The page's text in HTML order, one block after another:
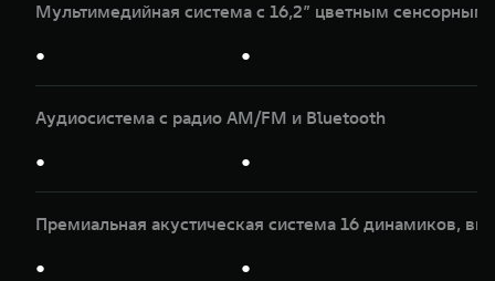
Мультимедийная система с 16,2” цветным сенсорным
● ●
Аудиосистема с радио AM/FM и Bluetooth
● ●
Премиальная акустическая система 16 динамиков,
● ●